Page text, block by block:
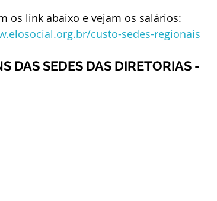
os link abaixo e vejam os salários:
custo-sedes-regionais
DAS SEDES DAS DIRETORIAS -